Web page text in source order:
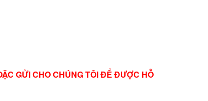
GỬI CHO CHÚNG TÔI ĐỂ ĐƯỢC HỖ